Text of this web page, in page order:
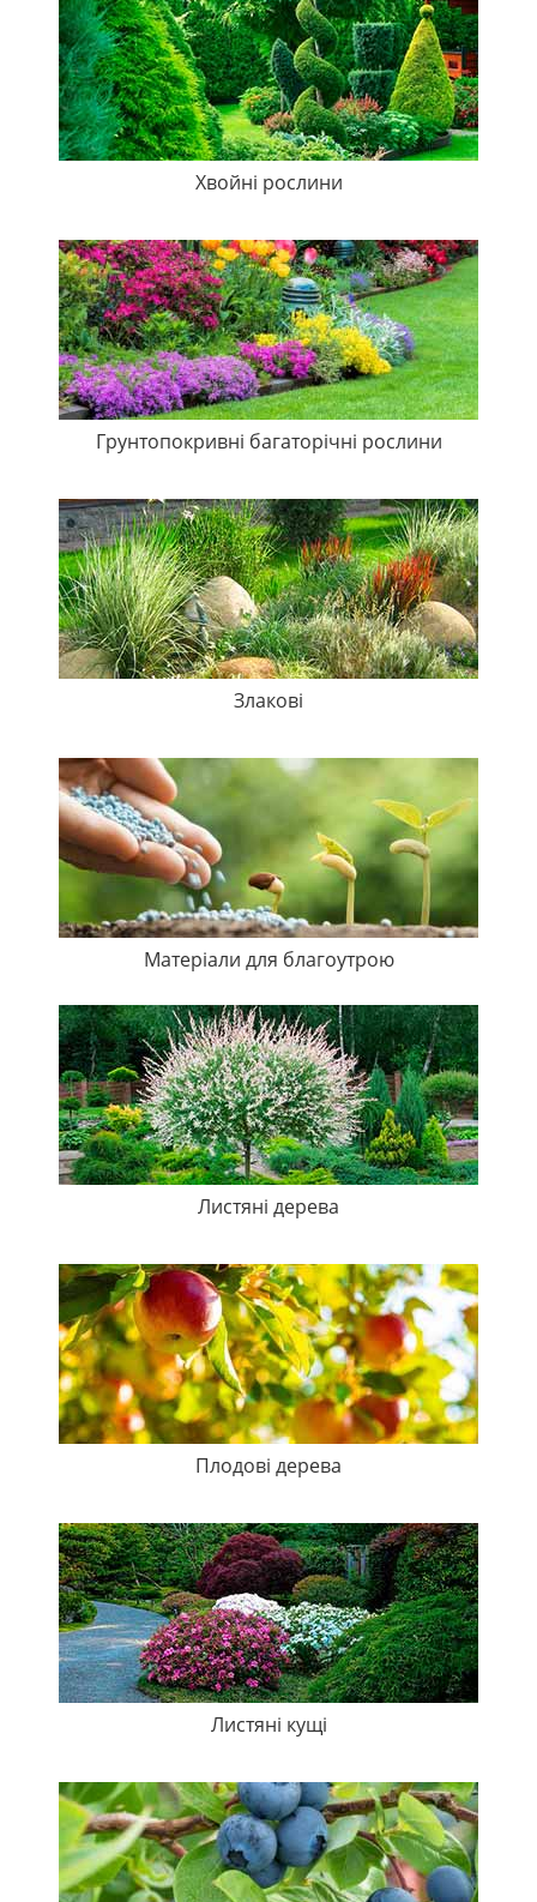
Хвойні рослини
Грунтопокривні багаторічні рослини
Злакові
Матеріали для благоутрою
Листяні дерева
Плодові дерева
Листяні кущі